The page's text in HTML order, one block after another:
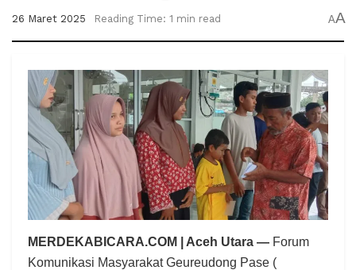
26 Maret 2025 Reading Time: 1 min read AA
MERDEKABICARA.COM | Aceh Utara — Forum
Komunikasi Masyarakat Geureudong Pase (